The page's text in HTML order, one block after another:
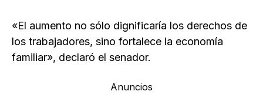
«El aumento no sólo dignificaría los derechos de
los trabajadores, sino fortalece la economía
familiar», declaró el senador.
Anuncios